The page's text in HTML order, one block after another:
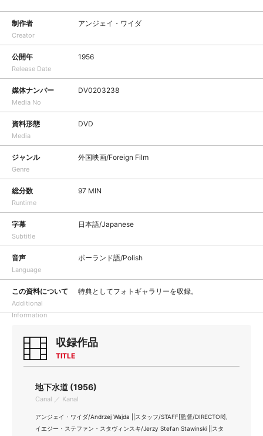
制作者
Creator
アンジェイ・ワイダ
公開年
Release Date
1956
媒体ナンバー
Media No
DV0203238
資料形態
Media
DVD
ジャンル
Genre
外国映画/Foreign Film
総分数
Runtime
97 MIN
字幕
Subtitle
日本語/Japanese
音声
Language
ポーランド語/Polish
この資料について
Additional
Information
特典としてフォトギャラリーを収録。
収録作品
TITLE
地下水道 (1956)
Canal ／ Kanal
アンジェイ・ワイダ/Andrzej Wajda ||スタッフ/STAFF[監督/DIRECTOR],
イエジー・ステファン・スタヴィンスキ/Jerzy Stefan Stawinski ||スタ